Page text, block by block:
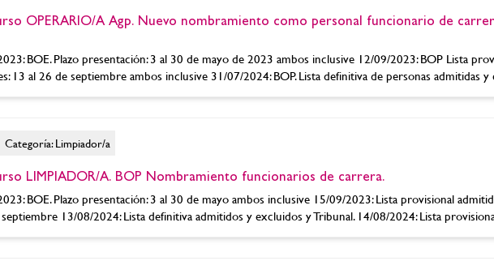
OPERARIO/A Agp. Nuevo nombramiento como personal funcionario de
BOE. Plazo presentación: 3 al 30 de mayo de 2023 ambos inclusive 12/09/2023: BOP Lista
13 al 26 de septiembre ambos inclusive 31/07/2024: BOP. Lista definitiva de personas admitidas y
Categoría: Limpiador/a
LIMPIADOR/A. BOP Nombramiento funcionarios de carrera.
BOE. Plazo presentación: 3 al 30 de mayo ambos inclusive 15/09/2023: Lista provisional
13/08/2024: Lista definitiva admitidos y excluidos y Tribunal. 14/08/2024: Lista